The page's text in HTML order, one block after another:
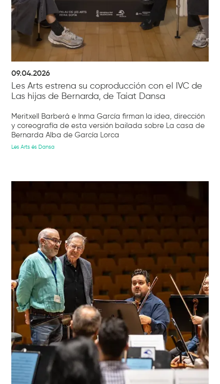
09.04.2026
Les Arts estrena su coproducción con el IVC de
Las hijas de Bernarda, de Taiat Dansa
Meritxell Barberá e Inma García firman la idea, dirección
y coreografía de esta versión bailada sobre La casa de
Bernarda Alba de García Lorca
Les Arts és Dansa